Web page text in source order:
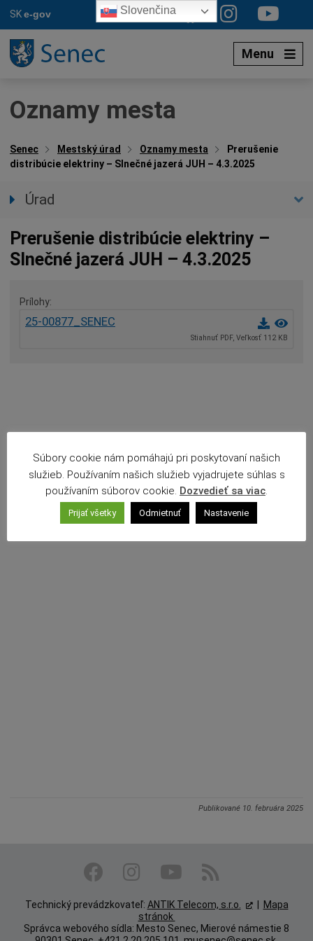
SKe-gov
Menu
Oznamy mesta
Senec Mestský úrad Oznamy mesta
Prerušenie
distribúcie elektriny – Slnečné jazerá JUH – 4.3.2025
Úrad
Úradné hodiny
Úradné sekcie
Agendy (Životné situácie)
Povinné zverejňovanie
Prerušenie distribúcie elektriny –
Slnečné jazerá JUH – 4.3.2025
Prílohy
25-00877_SENEC
Stiahnuť PDF, Veľkosť 112 KB
Publikované 10. februára 2025
Technický prevádzkovateľ: ANTIK Telecom, s.r.o. |
Mapa
stránok
Správca webového sídla: Mesto Senec, Mierové námestie 8
Súbory cookie nám pomáhajú pri poskytovaní našich
služieb. Používaním našich služieb vyjadrujete súhlas s
používaním súborov cookie. Dozvedieť sa viac
Prijať všetky Odmietnuť Nastavenie
Slovenčina